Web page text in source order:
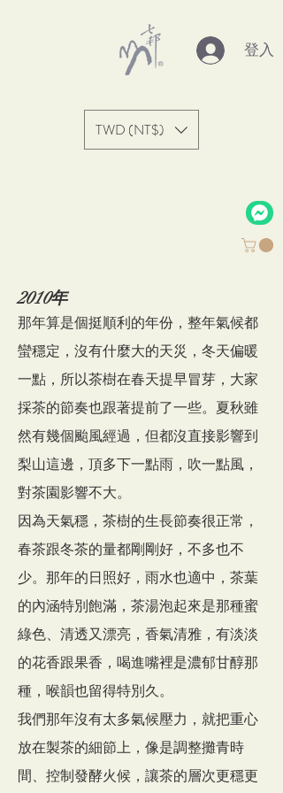
登入
TWD (NT$)
2010年
那年算是個挺順利的年份，整年氣候都
蠻穩定，沒有什麼大的天災，冬天偏暖
一點，所以茶樹在春天提早冒芽，大家
採茶的節奏也跟著提前了一些。夏秋雖
然有幾個颱風經過，但都沒直接影響到
梨山這邊，頂多下一點雨，吹一點風，
對茶園影響不大。
因為天氣穩，茶樹的生長節奏很正常，
春茶跟冬茶的量都剛剛好，不多也不
少。那年的日照好，雨水也適中，茶葉
的內涵特別飽滿，茶湯泡起來是那種蜜
綠色、清透又漂亮，香氣清雅，有淡淡
的花香跟果香，喝進嘴裡是濃郁甘醇那
種，喉韻也留得特別久。
我們那年沒有太多氣候壓力，就把重心
放在製茶的細節上，像是調整攤青時
間、控制發酵火候，讓茶的層次更穩更